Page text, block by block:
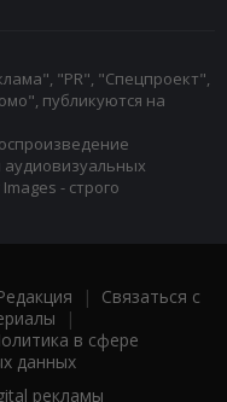
"PR", "Спецпроект",
публикуются на
- строго
| Связаться с
|
в сфере
данных
рекламы